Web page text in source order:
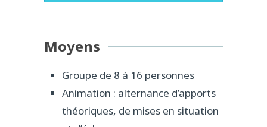
Moyens
Groupe de 8 à 16 personnes
Animation : alternance d’apports
théoriques, de mises en situation